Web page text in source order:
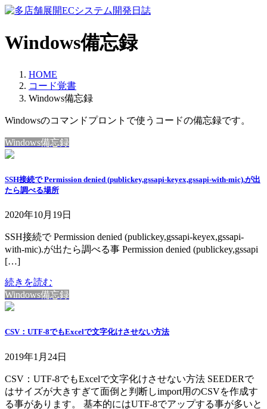
コ
テ
ン
プ
ナ
ゲ
ー
動
Windows備忘録
HOME
コード覚書
Windows備忘録
Windowsのコマンドプロントで使うコードの備忘録です。
Windows備忘録
SSH接続で Permission denied (publickey,gssapi-keyex,gssapi-with-mic).が出
たら調べる場所
2020年10月19日
SSH接続で Permission denied (publickey,gssapi-keyex,gssapi-
with-mic).が出たら調べる事 Permission denied (publickey,gssapi
[…]
続きを読む
Windows備忘録
CSV：UTF-8でもExcelで文字化けさせない方法
2019年1月24日
CSV：UTF-8でもExcelで文字化けさせない方法 SEEDERで
はサイズが大きすぎて面倒と判断しimport用のCSVを作成す
る事があります。 基本的にはUTF-8でアップする事が多いと